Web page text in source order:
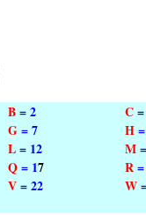
B= 2 C
G= 7 H
L= 12 M
Q= 17 R
V=22 W